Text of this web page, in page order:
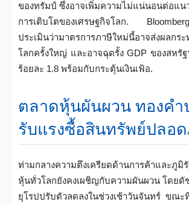
ของทรัมป์ ซึ่งอาจเพิ่มความไม่แน่นอนต่อแน
การเติบโตของเศรษฐกิจโลก.
ประเมินว่ามาตรการภาษีใหม่นี้อาจส่งผลกร
โลกครั้งใหญ่ และอาจฉุดรั้ง GDP ของสหรัฐ
ร้อยละ 1.8 พร้อมกับกระตุ้นเงินเฟ้อ.
ตลาดหุ้นผันผวน ทองค
รับแรงซื้อสินทรัพย์ปลอ
ท่ามกลางความตึงเครียดด้านการค้าและภู
หุ้นทั่วโลกยังคงเผชิญกับความผันผวน โดยดั
ยุโรปปรับตัวลดลงในช่วงเช้าวันจันทร์ ขณ